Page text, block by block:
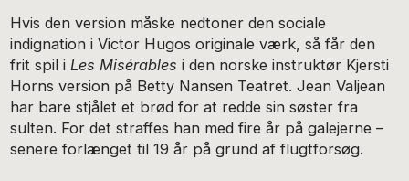
Hvis den version måske nedtoner den sociale
indignation i Victor Hugos originale værk, så får den
frit spil iLes Misérables i den norske instruktør Kjersti
Horns version på Betty Nansen Teatret. Jean Valjean
har bare stjålet et brød for at redde sin søster fra
sulten. For det straffes han med fire år på galejerne –
senere forlænget til 19 år på grund af flugtforsøg.